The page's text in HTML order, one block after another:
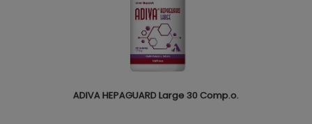
ADIVA HEPAGUARD Large 30 Comp.o.